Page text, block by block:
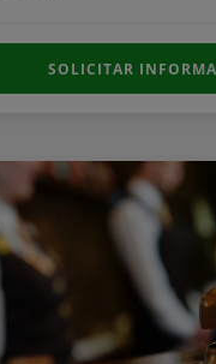
SOLICITAR